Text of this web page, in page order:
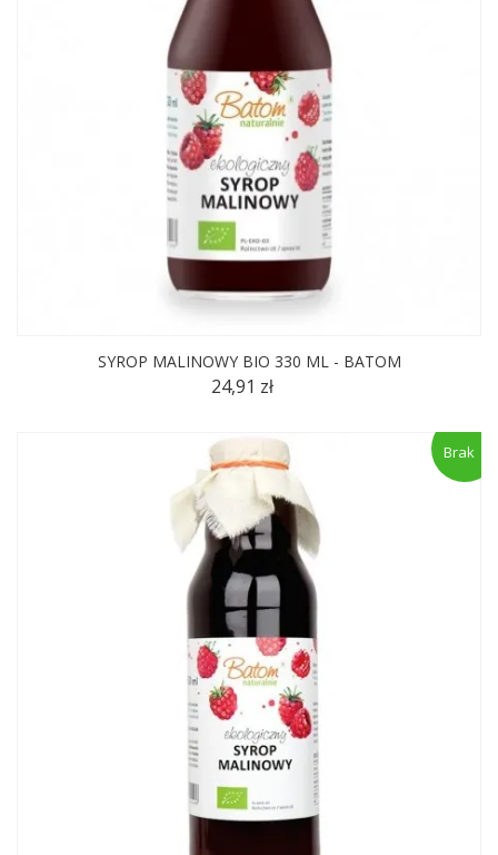
SYROP MALINOWY BIO 330 ML - BATOM
24,91 zł
Brak